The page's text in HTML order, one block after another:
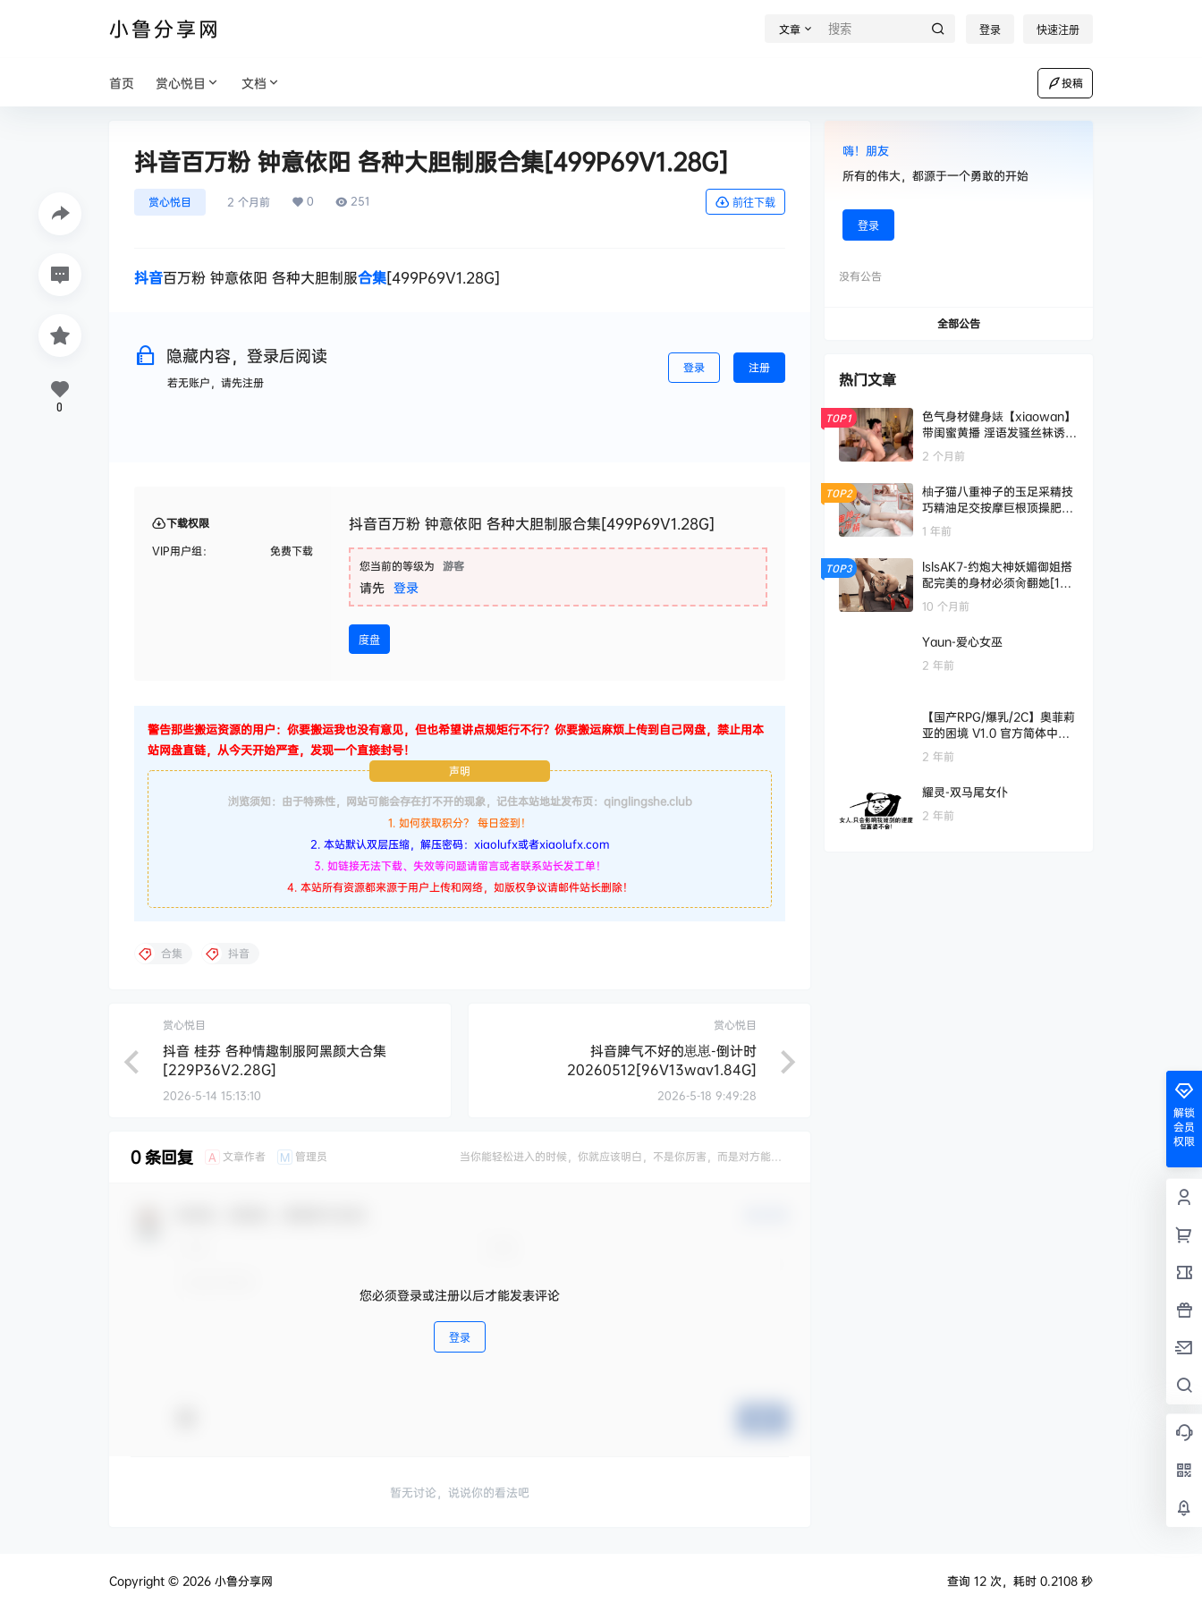
小鲁分享网 文章 登录 快速注册
首页 赏心悦目 文档 投稿
抖音百万粉 钟意依阳 各种大胆制服合集[499P69V1.28G]
赏心悦目 2 个月前 0 251 前往下载
抖音百万粉 钟意依阳 各种大胆制服合集[499P69V1.28G]
隐藏内容，登录后阅读
若无账户，请先注册
登录 注册
下载权限
VIP用户组：
免费下载
抖音百万粉 钟意依阳 各种大胆制服合集[499P69V1.28G]
您当前的等级为 游客
请先 登录
度盘
警告那些搬运资源的用户：你要搬运我也没有意见，但也希望讲点规矩行不行？你要搬运麻烦上传到自己网盘，禁止用本
站网盘直链，从今天开始严查，发现一个直接封号！
声明
浏览须知：由于特殊性，网站可能会存在打不开的现象，记住本站地址发布页：qinglingshe.club
1. 如何获取积分？ 每日签到！
2. 本站默认双层压缩，解压密码：xiaolufx或者xiaolufx.com
3. 如链接无法下载、失效等问题请留言或者联系站长发工单！
4. 本站所有资源都来源于用户上传和网络，如版权争议请邮件站长删除！
0
合集 抖音
赏心悦目
抖音 桂芬 各种情趣制服阿黑颜大合集
[229P36V2.28G]
2026-5-14 15:13:10
赏心悦目
抖音脾气不好的崽崽-倒计时
20260512[96V13wav1.84G]
2026-5-18 9:49:28
0 条回复 A 文章作者 M 管理员
当你能轻松进入的时候，你就应该明白，不是你厉害，而是对方能够
您必须登录或注册以后才能发表评论
登录
暂无讨论，说说你的看法吧
嗨！朋友
所有的伟大，都源于一个勇敢的开始
登录
没有公告
全部公告
热门文章
TOP1
色气身材健身婊【xiaowan】
带闺蜜黄播 淫语发骚丝袜诱惑
+稀有门票房双女大秀
2 个月前
TOP2
柚子猫八重神子的玉足采精技
巧精油足交按摩巨根顶操肥穴
爆射
1 年前
TOP3
lslsAK7-约炮大神妖媚御姐搭
配完美的身材必须肏翻她[1V5
65MB]
10 个月前
Yaun-爱心女巫
2 年前
【国产RPG/爆乳/2C】奥菲莉
亚的困境 V1.0 官方简体中文
【1.20GB】
2 年前
耀灵-双马尾女仆
2 年前
解锁
会员
权限
Copyright © 2026 小鲁分享网 查询 12 次，耗时 0.2108 秒